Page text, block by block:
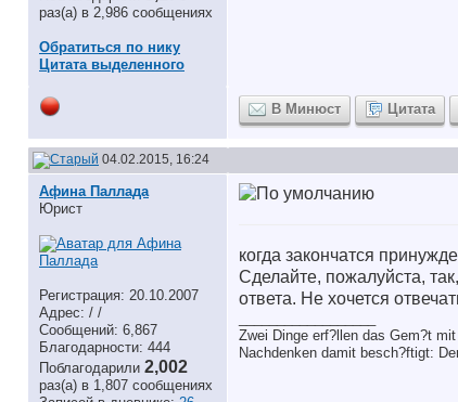
раз(а) в 2,986 сообщениях
Обратиться по нику
Цитата выделенного
В Минюст Цитата
04.02.2015, 16:24
Афина Паллада
Юрист
Регистрация: 20.10.2007
Адрес: / /
Сообщений: 6,867
Благодарности: 444
Поблагодарили 2,002
раз(а) в 1,807 сообщениях
когда закончатся
Сделайте, пожалуйста,
ответа. Не хочется
Zwei Dinge erf?llen das Gem?t
Nachdenken damit besch?ftigt: